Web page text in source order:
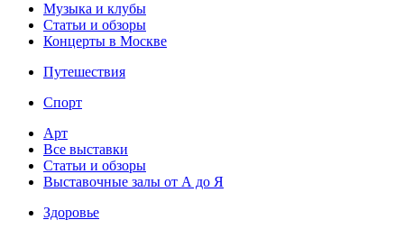
Музыка и клубы
Статьи и обзоры
Концерты в Москве
Путешествия
Спорт
Арт
Все выставки
Статьи и обзоры
Выставочные залы от А до Я
Здоровье